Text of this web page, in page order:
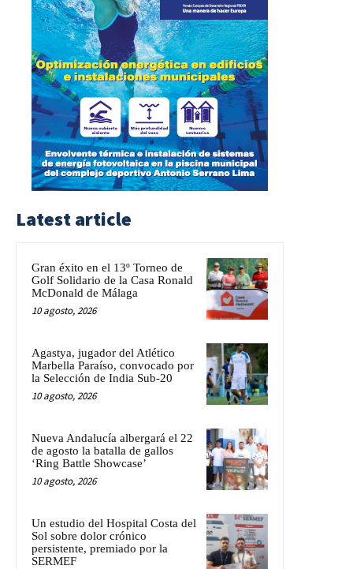
Latest article
Gran éxito en el 13º Torneo de
Golf Solidario de la Casa Ronald
McDonald de Málaga
10 agosto, 2026
Agastya, jugador del Atlético
Marbella Paraíso, convocado por
la Selección de India Sub-20
10 agosto, 2026
Nueva Andalucía albergará el 22
de agosto la batalla de gallos
‘Ring Battle Showcase’
10 agosto, 2026
Un estudio del Hospital Costa del
Sol sobre dolor crónico
persistente, premiado por la
SERMEF